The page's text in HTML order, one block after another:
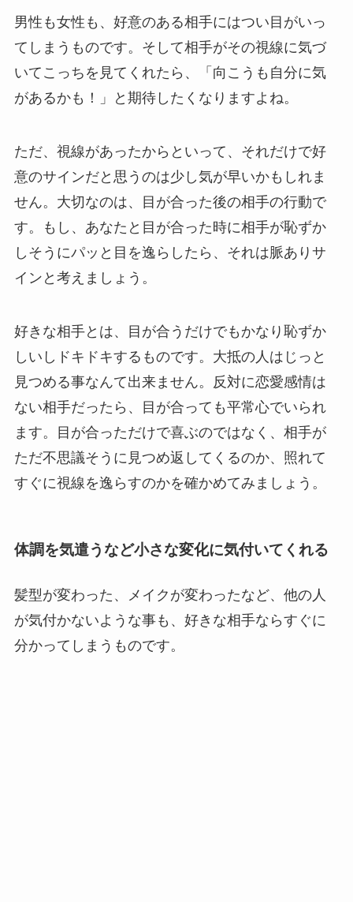
男性も女性も、好意のある相手にはつい目がいっ
てしまうものです。そして相手がその視線に気づ
いてこっちを見てくれたら、「向こうも自分に気
があるかも！」と期待したくなりますよね。
ただ、視線があったからといって、それだけで好
意のサインだと思うのは少し気が早いかもしれま
せん。大切なのは、目が合った後の相手の行動で
す。もし、あなたと目が合った時に相手が恥ずか
しそうにパッと目を逸らしたら、それは脈ありサ
インと考えましょう。
好きな相手とは、目が合うだけでもかなり恥ずか
しいしドキドキするものです。大抵の人はじっと
見つめる事なんて出来ません。反対に恋愛感情は
ない相手だったら、目が合っても平常心でいられ
ます。目が合っただけで喜ぶのではなく、相手が
ただ不思議そうに見つめ返してくるのか、照れて
すぐに視線を逸らすのかを確かめてみましょう。
体調を気遣うなど小さな変化に気付いてくれる
髪型が変わった、メイクが変わったなど、他の人
が気付かないような事も、好きな相手ならすぐに
分かってしまうものです。